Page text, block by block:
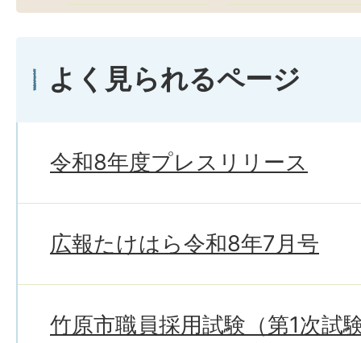
よく見られるページ
令和8年度プレスリリース
広報たけはら令和8年7月号
竹原市職員採用試験（第1次試